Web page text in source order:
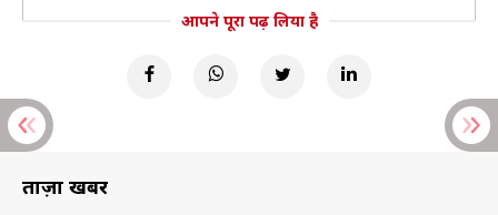
आपने पूरा पढ़ लिया है
ताज़ा खबरें